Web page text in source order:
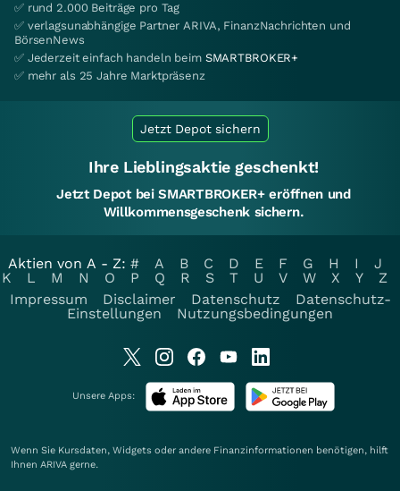
✅ rund 2.000 Beiträge pro Tag
✅ verlagsunabhängige Partner ARIVA, FinanzNachrichten und
BörsenNews
✅ Jederzeit einfach handeln beim SMARTBROKER+
✅ mehr als 25 Jahre Marktpräsenz
Jetzt Depot sichern
Ihre Lieblingsaktie geschenkt!
Jetzt Depot bei SMARTBROKER+ eröffnen und
Willkommensgeschenk sichern.
Aktien von A - Z: # A B C D E F G H I
J
K
L M N O P Q R S T U V W X Y
Z
Impressum
Disclaimer Datenschutz
Datenschutz-
Einstellungen
Nutzungsbedingungen
Unsere Apps:
Wenn Sie Kursdaten, Widgets oder andere Finanzinformationen benötigen, hilft
Ihnen ARIVA gerne.